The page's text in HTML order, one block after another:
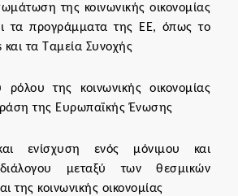
της κοινωνικής οικονομίας
τα προγράμματα της ΕΕ, όπως το
τα Ταμεία Συνοχής
της κοινωνικής οικονομίας
της Ευρωπαϊκής Ένωσης
ενίσχυση ενός μόνιμου και
μεταξύ των θεσμικών
της κοινωνικής οικονομίας